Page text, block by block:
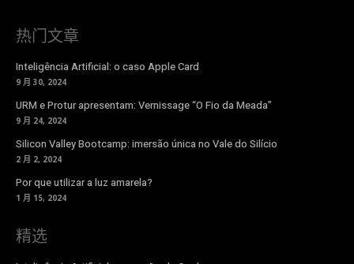
热门文章
Inteligência Artificial: o caso Apple Card
9 月 30, 2024
URM e Protur apresentam: Vernissage “O Fio da Meada”
9 月 24, 2024
Silicon Valley Bootcamp: imersão única no Vale do Silício
2 月 2, 2024
Por que utilizar a luz amarela?
1 月 15, 2024
精选